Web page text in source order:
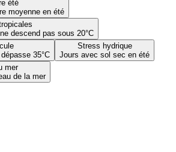
été
moyenne en été
descend pas sous 20°C
35°C
Stress hydrique
Jours avec sol sec en été
mer
de la mer